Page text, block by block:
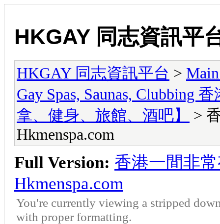
HKGAY 同志資訊平
HKGAY 同志資訊平台 >
Gay Spas, Saunas, Clubbing
拿、健身、旅館、酒吧】
>
Hkmenspa.com
Full Version: 香港一間非
Hkmenspa.com
You're currently viewing a stripped
with proper formatting.